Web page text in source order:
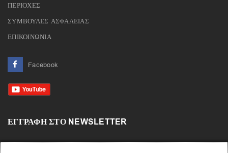
ΠΕΡΙΟΧΕΣ
ΣΥΜΒΟΥΛΕΣ ΑΣΦΑΛΕΙΑΣ
ΕΠΙΚΟΙΝΩΝΙΑ
Facebook
ΕΓΓΡΑΦΉ ΣΤΟ NEWSLETTER